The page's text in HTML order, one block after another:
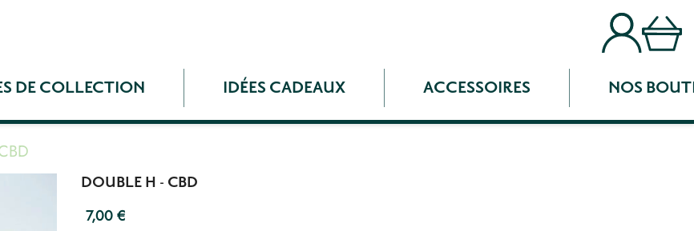
DE COLLECTION IDÉES CADEAUX ACCESSOIRES NOS
DOUBLE H - CBD
7,00 €